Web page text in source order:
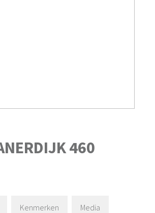
460
Kenmerken Media